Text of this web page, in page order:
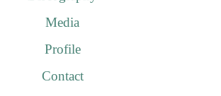
Media
Profile
Contact